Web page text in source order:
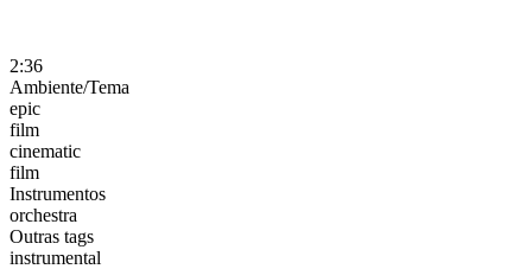
2:36
Ambiente/Tema
epic
film
cinematic
film
Instrumentos
orchestra
Outras tags
instrumental